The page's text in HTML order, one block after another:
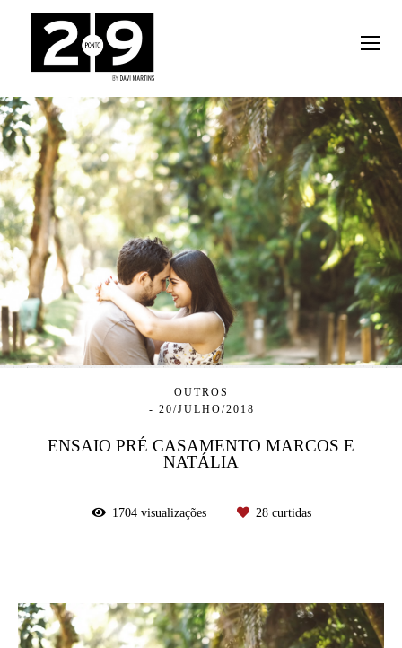
OUTROS
20/JULHO/2018
ENSAIO PRÉ CASAMENTO MARCOS E
NATÁLIA
1704visualizações 28curtidas